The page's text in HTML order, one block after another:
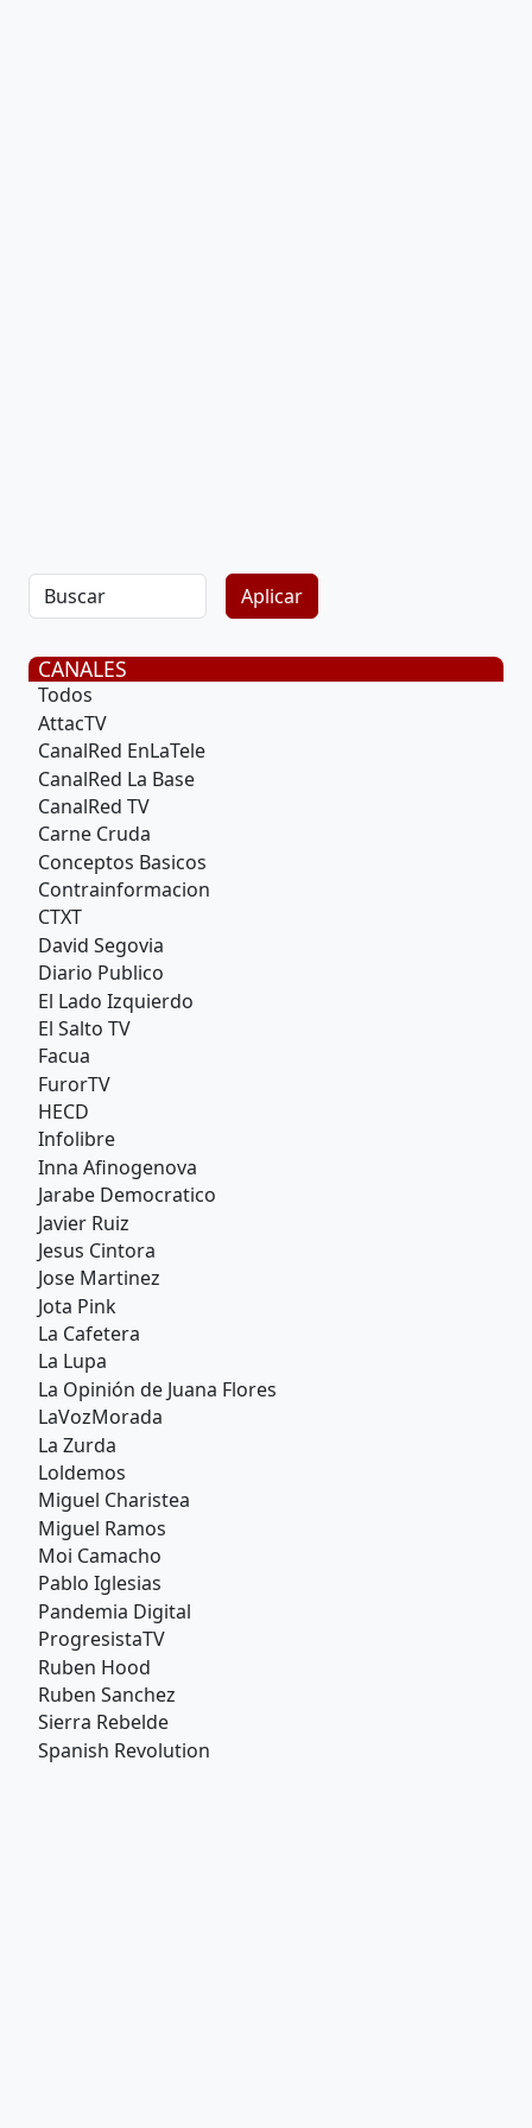
CANALES
Todos
AttacTV
CanalRed EnLaTele
CanalRed La Base
CanalRed TV
Carne Cruda
Conceptos Basicos
Contrainformacion
CTXT
David Segovia
Diario Publico
El Lado Izquierdo
El Salto TV
Facua
FurorTV
HECD
Infolibre
Inna Afinogenova
Jarabe Democratico
Javier Ruiz
Jesus Cintora
Jose Martinez
Jota Pink
La Cafetera
La Lupa
La Opinión de Juana Flores
LaVozMorada
La Zurda
Loldemos
Miguel Charistea
Miguel Ramos
Moi Camacho
Pablo Iglesias
Pandemia Digital
ProgresistaTV
Ruben Hood
Ruben Sanchez
Sierra Rebelde
Spanish Revolution